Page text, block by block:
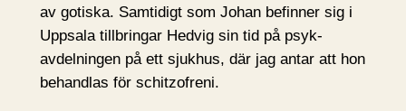
av gotiska. Samtidigt som Johan befinner sig i
Uppsala tillbringar Hedvig sin tid på psyk-
avdelningen på ett sjukhus, där jag antar att hon
behandlas för schitzofreni.